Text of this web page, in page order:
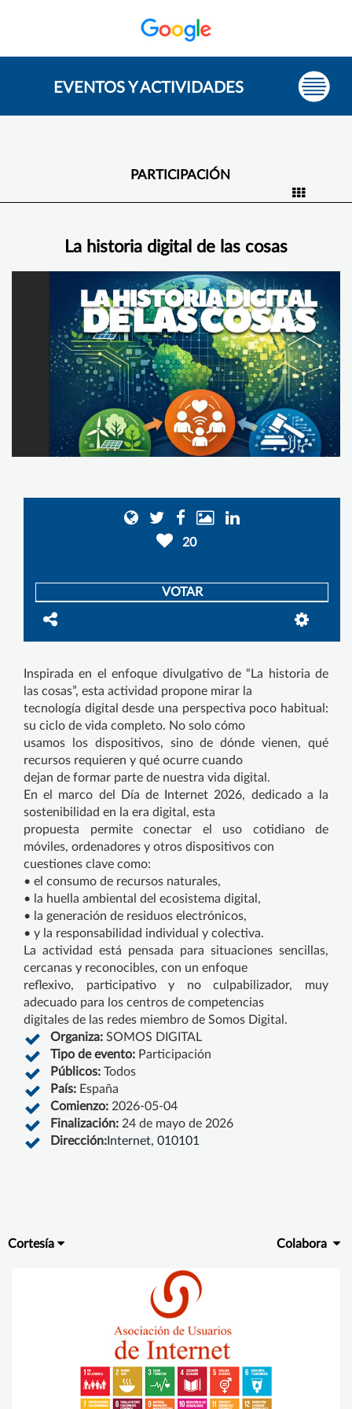
EVENTOS Y ACTIVIDADES
PARTICIPACIÓN
La historia digital de las cosas
20
VOTAR
Inspirada en el enfoque divulgativo de “La historia de
las cosas”, esta actividad propone mirar la
tecnología digital desde una perspectiva poco habitual:
su ciclo de vida completo. No solo cómo
usamos los dispositivos, sino de dónde vienen, qué
recursos requieren y qué ocurre cuando
dejan de formar parte de nuestra vida digital.
En el marco del Día de Internet 2026, dedicado a la
sostenibilidad en la era digital, esta
propuesta permite conectar el uso cotidiano de
móviles, ordenadores y otros dispositivos con
cuestiones clave como:
• el consumo de recursos naturales,
• la huella ambiental del ecosistema digital,
• la generación de residuos electrónicos,
• y la responsabilidad individual y colectiva.
La actividad está pensada para situaciones sencillas,
cercanas y reconocibles, con un enfoque
reflexivo, participativo y no culpabilizador, muy
adecuado para los centros de competencias
digitales de las redes miembro de Somos Digital.
Organiza: SOMOS DIGITAL
Tipo de evento: Participación
Públicos: Todos
País: España
Comienzo: 2026-05-04
Finalización: 24 de mayo de 2026
Dirección: Internet, 010101
Cortesía Colabora